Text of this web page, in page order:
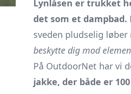
Lynlåsen er trukket
det som et dampbad.
sveden pludselig
beskytte dig mod
På OutdoorNet har vi
jakke, der både er